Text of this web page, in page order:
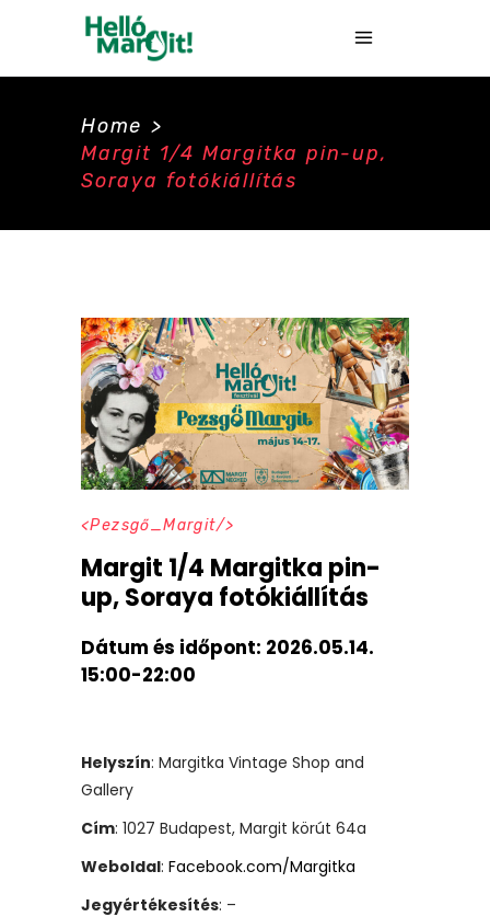
Home >
Margit 1/4 Margitka pin-up,
Soraya fotókiállítás
Pezsgő_Margit
Margit 1/4 Margitka pin-
up, Soraya fotókiállítás
Dátum és időpont: 2026.05.14.
15:00-22:00
Helyszín: Margitka Vintage Shop and
Gallery
Cím: 1027 Budapest, Margit körút 64a
Weboldal: Facebook.com/Margitka
Jegyértékesítés: –